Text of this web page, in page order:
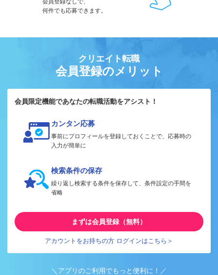
何件でも応募できます。
クリエイト転職
会員登録のメリット
会員限定機能であなたの転職活動をアシスト！
カンタン応募
事前にプロフィールを登録しておくことで、応募時の
入力が簡単に
検索条件の保存
繰り返し検索する条件を保存して、条件設定の手間を
省略
まずは会員登録（無料）
アカウントをお持ちの方 ログインはこちら＞
＼アプリのご利用でもっと便利に！／